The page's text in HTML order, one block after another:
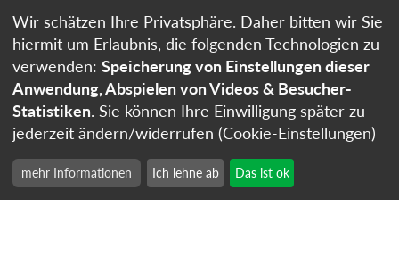
Widerrufsbelehrung
Widerrufsformular
Stellenangebote
Cookie-Einstellungen
Wir schätzen Ihre Privatsphäre. Daher bitten wir Sie
hiermit um Erlaubnis, die folgenden Technologien zu
verwenden: Speicherung von Einstellungen dieser
Anwendung, Abspielen von Videos & Besucher-
Statistiken. Sie können Ihre Einwilligung später zu
jederzeit ändern/widerrufen (Cookie-Einstellungen)
mehr Informationen Ich lehne ab Das ist ok